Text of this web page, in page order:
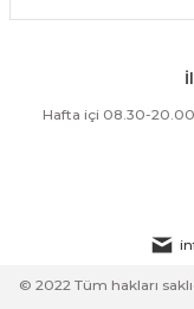
Hafta içi 08.30-20.00
© 2022 Tüm hakları